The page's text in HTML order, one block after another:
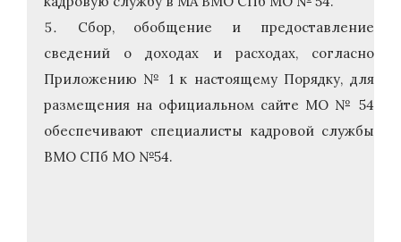
Сбор, обобщение и предоставление
сведений о доходах и расходах, согласно
Приложению № 1 к настоящему Порядку, для
размещения на официальном сайте МО № 54
обеспечивают специалисты кадровой службы
ВМО СПб МО №54.